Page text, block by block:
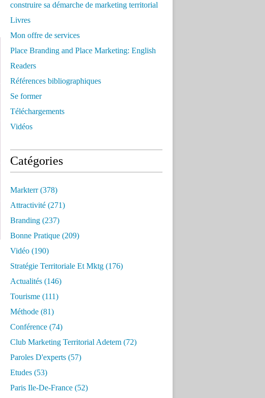
construire sa démarche de marketing territorial
Livres
Mon offre de services
Place Branding and Place Marketing: English
Readers
Références bibliographiques
Se former
Téléchargements
Vidéos
Catégories
Markterr(378)
Attractivité (271)
Branding (237)
Bonne Pratique (209)
Vidéo (190)
Stratégie Territoriale Et Mktg (176)
Actualités (146)
Tourisme (111)
Méthode (81)
Conférence (74)
Club Marketing Territorial Adetem (72)
Paroles D'experts (57)
Etudes (53)
Paris Ile-De-France (52)